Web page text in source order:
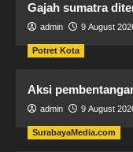
Gajah sumatra
admin 9 August
Potret Kota
Aksi
admin 9 August
SurabayaMedia.com